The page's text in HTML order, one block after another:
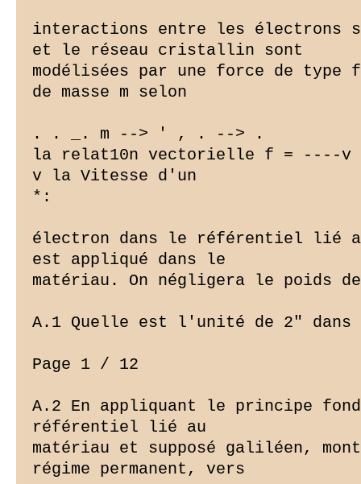
interactions entre les électrons
et le réseau cristallin sont
modélisées par une force de
de masse m selon
. . _. m --> ' , . --> .
la relat10n vectorielle f = ----v
v la Vitesse d'un
*:
électron dans le référentiel lié
est appliqué dans le
matériau. On négligera le poids
A.1 Quelle est l'unité de 2"
Page 1 / 12
A.2 En appliquant le principe
référentiel lié au
matériau et supposé galiléen,
régime permanent, vers